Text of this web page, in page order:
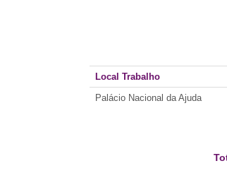
Local Trabalho
Palácio Nacional da Ajuda